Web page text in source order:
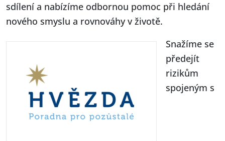
sdílení a nabízíme odbornou pomoc při hledání
nového smyslu a rovnováhy v životě.
Snažíme se
předejít
rizikům
spojeným s